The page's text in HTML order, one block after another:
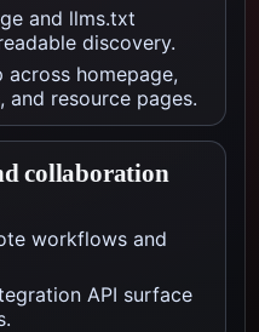
and llms.txt
discovery.
across homepage,
and resource pages.
collaboration
workflows and
API surface